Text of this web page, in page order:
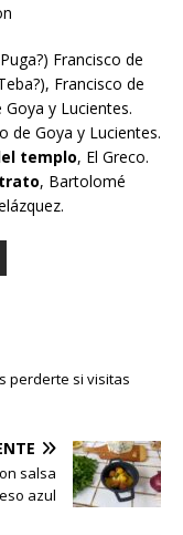
Francisco de
Francisco de
Goya y Lucientes.
de Goya y Lucientes.
templo, El Greco.
, Bartolomé
perderte si visitas
salsa
azul